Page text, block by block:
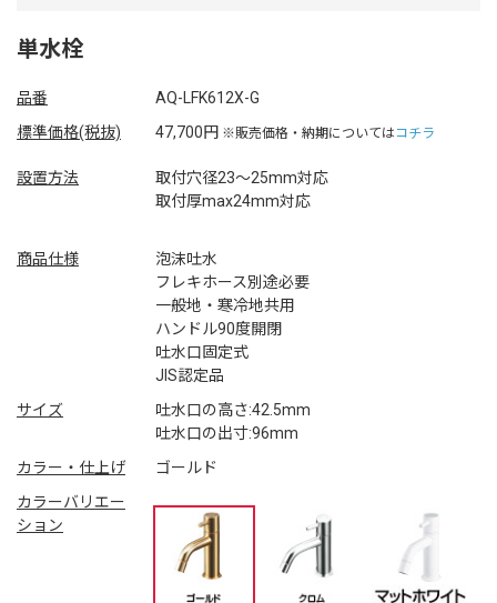
単水栓
品番
AQ-LFK612X-G
標準価格(税抜)
47,700円 ※販売価格・納期についてはコチラ
設置方法
取付穴径23～25mm対応
取付厚max24mm対応
商品仕様
泡沫吐水
フレキホース別途必要
一般地・寒冷地共用
ハンドル90度開閉
吐水口固定式
JIS認定品
サイズ
吐水口の高さ:42.5mm
吐水口の出寸:96mm
カラー・仕上げ
ゴールド
カラーバリエー
ション